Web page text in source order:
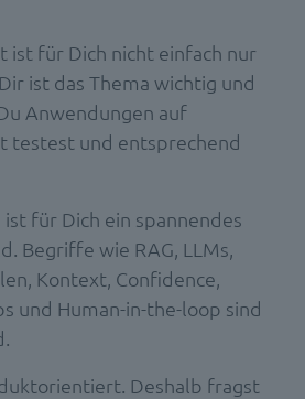
ist für Dich nicht einfach nur
ist das Thema wichtig und
Anwendungen auf
testest und entsprechend
für Dich ein spannendes
Begriffe wie RAG, LLMs,
Kontext, Confidence,
und Human-in-the-loop sind
Deshalb fragst